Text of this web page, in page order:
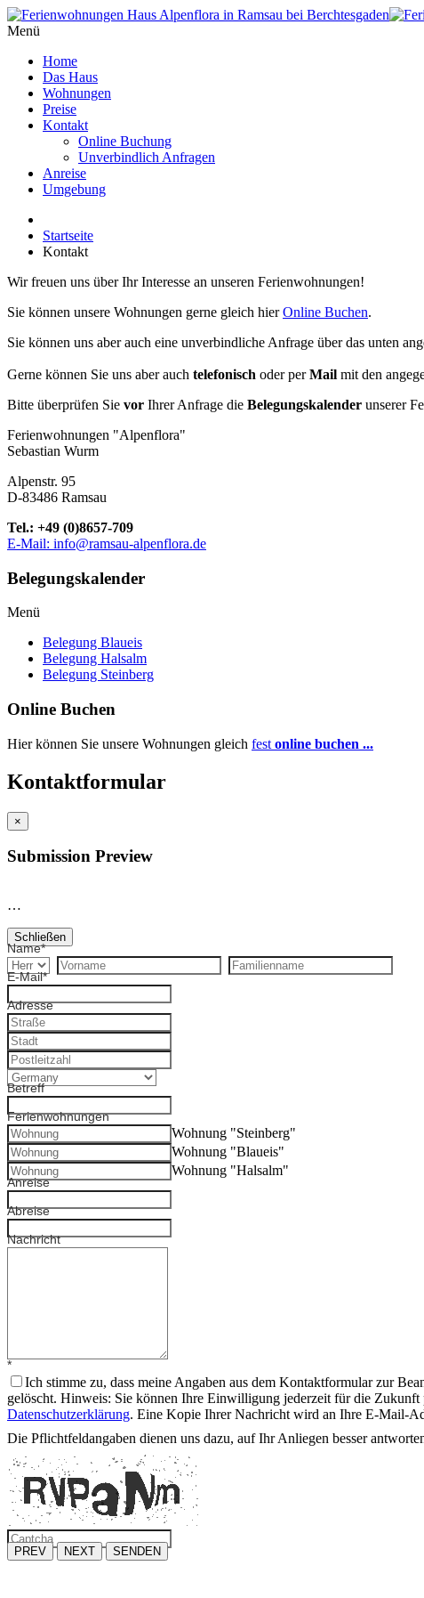
Menü
Home
Das Haus
Wohnungen
Preise
Kontakt
Online Buchung
Unverbindlich Anfragen
Anreise
Umgebung
Startseite
Kontakt
Wir freuen uns über Ihr Interesse an unseren Ferienwohnungen!
Sie können unsere Wohnungen gerne gleich hierOnline Buchen.
Sie können uns aber auch eine unverbindliche Anfrage über das unten
Gerne können Sie uns aber auch telefonisch oder perMail mit den
Bitte überprüfen Sie vor Ihrer Anfrage die Belegungskalender unserer
Ferienwohnungen "Alpenflora"
Sebastian Wurm
Alpenstr. 95
D-83486 Ramsau
Tel.: +49 (0)8657-709
E-Mail: info@ramsau-alpenflora.de
Belegungskalender
Menü
Belegung Blaueis
Belegung Halsalm
Belegung Steinberg
Online Buchen
Hier können Sie unsere Wohnungen gleich fest online buchen ...
Kontaktformular
×
Submission Preview
…
Schließen
Name*
E-Mail*
Adresse
Betreff
Ferienwohnungen
Wohnung "Steinberg"
Wohnung "Blaueis"
Wohnung "Halsalm"
Anreise
Abreise
Nachricht
*
Ich stimme zu, dass meine Angaben aus dem Kontaktformular zur
gelöscht. Hinweis: Sie können Ihre Einwilligung jederzeit für die
Datenschutzerklärung. Eine Kopie Ihrer Nachricht wird an Ihre E-Mail-
Die Pflichtfeldangaben dienen uns dazu, auf Ihr Anliegen besser
PREV NEXT SENDEN